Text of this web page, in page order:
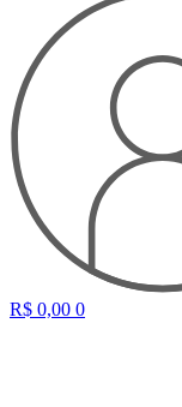
R$ 0,00 0